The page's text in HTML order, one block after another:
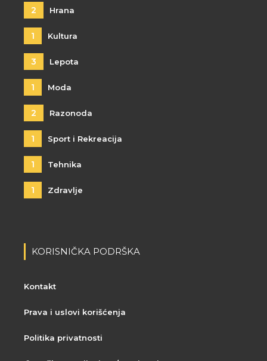
2 Hrana
1 Kultura
3 Lepota
1 Moda
2 Razonoda
1 Sport i Rekreacija
1 Tehnika
1 Zdravlje
KORISNIČKA PODRŠKA
Kontakt
Prava i uslovi korišćenja
Politika privatnosti